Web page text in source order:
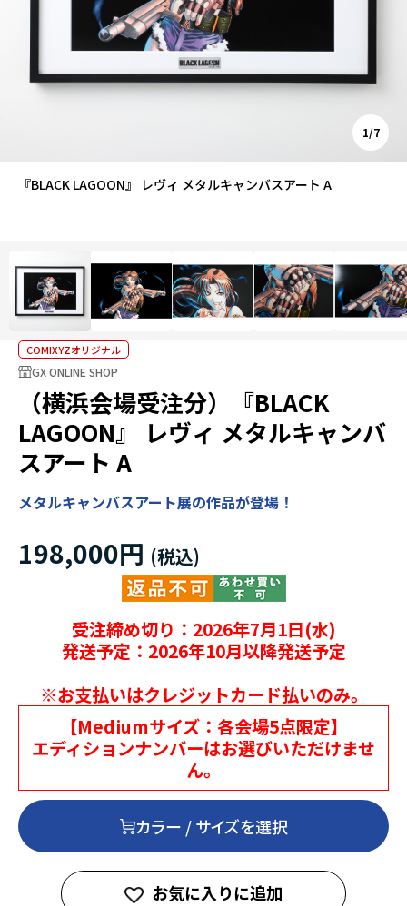
『BLACK LAGOON』 レヴィ メタルキャンバスアート A
1/7
COMIXYZオリジナル
GX ONLINE SHOP
（横浜会場受注分）『BLACK
LAGOON』 レヴィ メタルキャンバ
スアート A
メタルキャンバスアート展の作品が登場！
198,000円
受注締め切り：2026年7月1日(水)
発送予定：2026年10月以降発送予定
※お支払いはクレジットカード払いのみ。
【Mediumサイズ：各会場5点限定】
エディションナンバーはお選びいただけませ
ん。
カラー / サイズを選択
お気に入りに追加